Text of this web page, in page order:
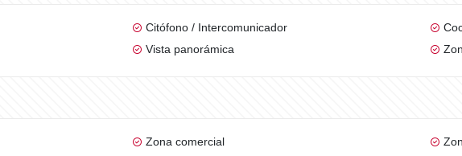
Citófono / Intercomunicador
Vista panorámica
Zona comercial